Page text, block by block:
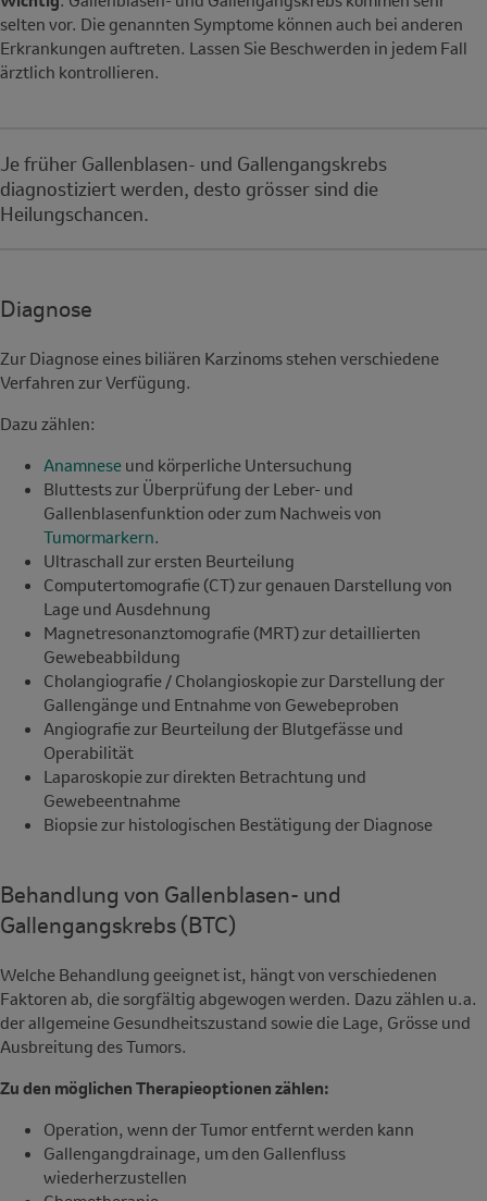
selten vor. Die genannten Symptome können auch bei anderen
Erkrankungen auftreten. Lassen Sie Beschwerden in jedem Fall
ärztlich kontrollieren.
Note
Je früher Gallenblasen- und Gallengangskrebs
diagnostiziert werden, desto grösser sind die
Heilungschancen.
Diagnose
Zur Diagnose eines biliären Karzinoms stehen verschiedene
Verfahren zur Verfügung.
Dazu zählen:
Anamnese und körperliche Untersuchung
Bluttests zur Überprüfung der Leber- und
Gallenblasenfunktion oder zum Nachweis von
Tumormarkern.
Ultraschall zur ersten Beurteilung
Computertomografie (CT) zur genauen Darstellung von
Lage und Ausdehnung
Magnetresonanztomografie (MRT) zur detaillierten
Gewebeabbildung
Cholangiografie / Cholangioskopie zur Darstellung der
Gallengänge und Entnahme von Gewebeproben
Angiografie zur Beurteilung der Blutgefässe und
Operabilität
Laparoskopie zur direkten Betrachtung und
Gewebeentnahme
Biopsie zur histologischen Bestätigung der Diagnose
Behandlung von Gallenblasen- und
Gallengangskrebs (BTC)
Welche Behandlung geeignet ist, hängt von verschiedenen
Faktoren ab, die sorgfältig abgewogen werden. Dazu zählen u.a.
der allgemeine Gesundheitszustand sowie die Lage, Grösse und
Ausbreitung des Tumors.
Zu den möglichen Therapieoptionen zählen:
Operation, wenn der Tumor entfernt werden kann
Gallengangdrainage, um den Gallenfluss
wiederherzustellen